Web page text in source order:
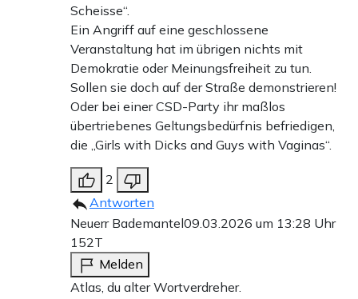
Scheisse“.
Ein Angriff auf eine geschlossene
Veranstaltung hat im übrigen nichts mit
Demokratie oder Meinungsfreiheit zu tun.
Sollen sie doch auf der Straße demonstrieren!
Oder bei einer CSD-Party ihr maßlos
übertriebenes Geltungsbedürfnis befriedigen,
die „Girls with Dicks and Guys with Vaginas“.
2
Antworten
Neuerr Bademantel09.03.2026 um 13:28 Uhr
152T
Melden
Atlas, du alter Wortverdreher.